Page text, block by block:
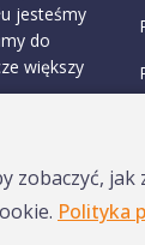
jesteśmy
do
większy
prawa
Polityka